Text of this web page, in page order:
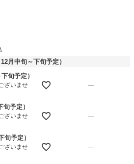
月中旬～下旬予定）
旬予定）
ざいませ
—
予定）
ざいませ
—
旬予定）
ざいませ
—